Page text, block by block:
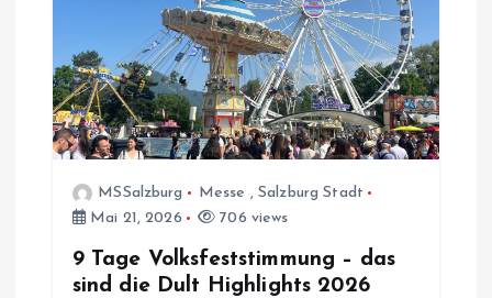
v
g
MSSalzburg Messe , Salzburg Stadt
Mai 21, 2026
706 views
9 Tage Volksfeststimmung – das
sind die Dult Highlights 2026